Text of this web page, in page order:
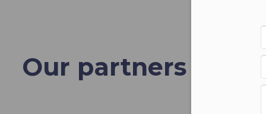
Our partners